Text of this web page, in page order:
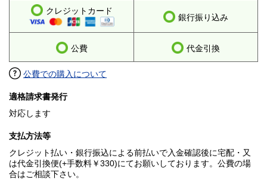
クレジットカード
銀行振り込み
公費 代金引換
公費での購入について
適格請求書発行
対応します
支払方法等
クレジット払い・銀行振込による前払いで入金確認後に宅配・又
は代金引換便(+手数料￥330)にてお願いしております。公費の場
合はご相談下さい。